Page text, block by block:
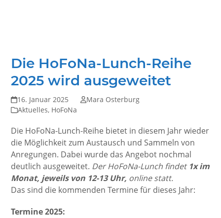
Die HoFoNa-Lunch-Reihe
2025 wird ausgeweitet
16. Januar 2025
Mara Osterburg
Aktuelles, HoFoNa
Die HoFoNa-Lunch-Reihe bietet in diesem Jahr wieder
die Möglichkeit zum Austausch und Sammeln von
Anregungen. Dabei wurde das Angebot nochmal
deutlich ausgeweitet. Der HoFoNa-Lunch findet 1x im
Monat, jeweils von 12-13 Uhr, online statt.
Das sind die kommenden Termine für dieses Jahr:
Termine 2025: